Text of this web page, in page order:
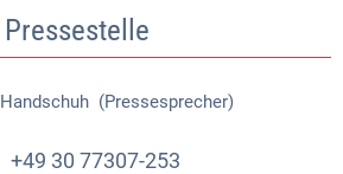
Pressestelle
Handschuh (Pressesprecher)
Alexander Handschuh
+49 30 77307-253